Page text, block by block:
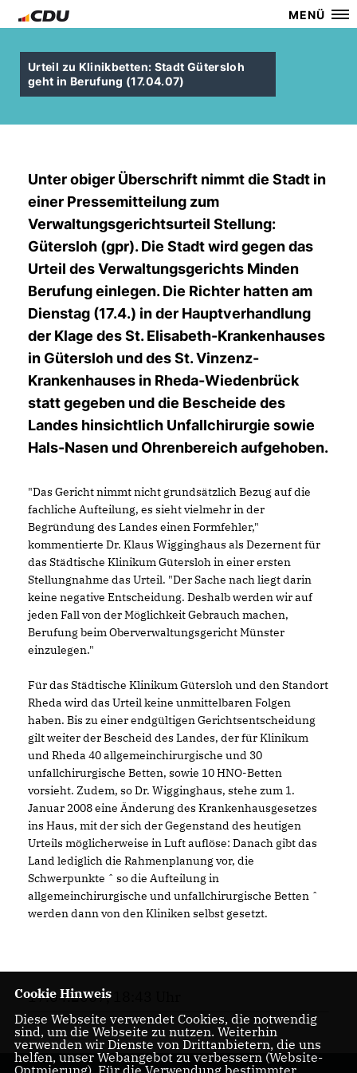
MENÜ
Urteil zu Klinikbetten: Stadt Gütersloh
geht in Berufung (17.04.07)
Unter obiger Überschrift nimmt die Stadt in
einer Pressemitteilung zum
Verwaltungsgerichtsurteil Stellung:
Gütersloh (gpr). Die Stadt wird gegen das
Urteil des Verwaltungsgerichts Minden
Berufung einlegen. Die Richter hatten am
Dienstag (17.4.) in der Hauptverhandlung
der Klage des St. Elisabeth-Krankenhauses
in Gütersloh und des St. Vinzenz-
Krankenhauses in Rheda-Wiedenbrück
statt gegeben und die Bescheide des
Landes hinsichtlich Unfallchirurgie sowie
Hals-Nasen und Ohrenbereich aufgehoben.
"Das Gericht nimmt nicht grundsätzlich Bezug auf die
fachliche Aufteilung, es sieht vielmehr in der
Begründung des Landes einen Formfehler,"
kommentierte Dr. Klaus Wigginghaus als Dezernent für
das Städtische Klinikum Gütersloh in einer ersten
Stellungnahme das Urteil. "Der Sache nach liegt darin
keine negative Entscheidung. Deshalb werden wir auf
jeden Fall von der Möglichkeit Gebrauch machen,
Berufung beim Oberverwaltungsgericht Münster
einzulegen."
Für das Städtische Klinikum Gütersloh und den Standort
Rheda wird das Urteil keine unmittelbaren Folgen
haben. Bis zu einer endgültigen Gerichtsentscheidung
gilt weiter der Bescheid des Landes, der für Klinikum
und Rheda 40 allgemeinchirurgische und 30
unfallchirurgische Betten, sowie 10 HNO-Betten
vorsieht. Zudem, so Dr. Wigginghaus, stehe zum 1.
Januar 2008 eine Änderung des Krankenhausgesetzes
ins Haus, mit der sich der Gegenstand des heutigen
Urteils möglicherweise in Luft auflöse: Danach gibt das
Land lediglich die Rahmenplanung vor, die
Schwerpunkte ˆ so die Aufteilung in
allgemeinchirurgische und unfallchirurgische Betten
werden dann von den Kliniken selbst gesetzt.
17.04.2007, 18:43 Uhr
Cookie Hinweis
Diese Webseite verwendet Cookies, die notwendig
sind, um die Webseite zu nutzen. Weiterhin
verwenden wir Dienste von Drittanbietern, die uns
helfen, unser Webangebot zu verbessern (Website-
Optmierung). Für die Verwendung bestimmter